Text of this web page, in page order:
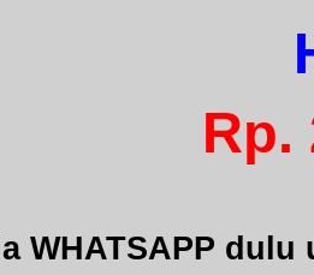
Rp.
WHATSAPP